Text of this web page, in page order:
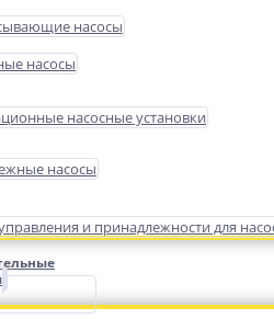
насосы
насосы
насосные установки
насосы
и принадлежности для